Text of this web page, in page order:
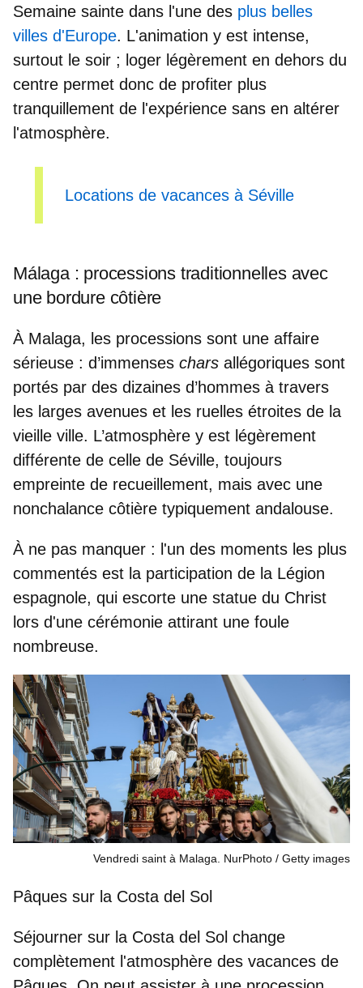
Semaine sainte dans l'une des plus belles
villes d'Europe. L'animation y est intense,
surtout le soir ; loger légèrement en dehors du
centre permet donc de profiter plus
tranquillement de l'expérience sans en altérer
l'atmosphère.
Locations de vacances à Séville
Málaga : processions traditionnelles avec
une bordure côtière
À Malaga, les processions sont une affaire
sérieuse : d’immenses chars allégoriques sont
portés par des dizaines d’hommes à travers
les larges avenues et les ruelles étroites de la
vieille ville. L’atmosphère y est légèrement
différente de celle de Séville, toujours
empreinte de recueillement, mais avec une
nonchalance côtière typiquement andalouse.
À ne pas manquer : l'un des moments les plus
commentés est la participation de la Légion
espagnole, qui escorte une statue du Christ
lors d'une cérémonie attirant une foule
nombreuse.
Vendredi saint à Malaga. NurPhoto Getty images
Pâques sur la Costa del Sol
Séjourner sur la Costa del Sol change
complètement l'atmosphère des vacances de